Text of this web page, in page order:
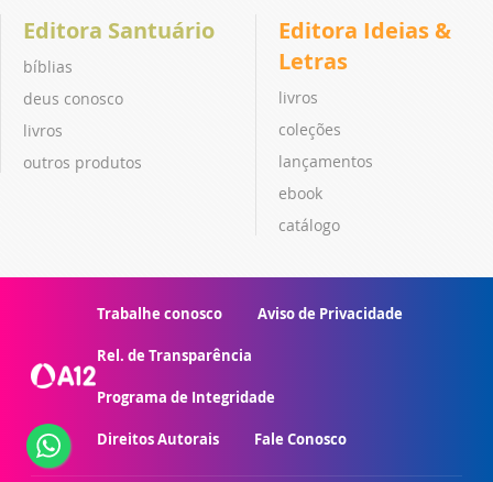
Editora Santuário
bíblias
deus conosco
livros
outros produtos
Editora Ideias &
Letras
livros
coleções
lançamentos
ebook
catálogo
Trabalhe conosco Aviso de Privacidade
Rel. de Transparência
Programa de Integridade
Direitos Autorais Fale Conosco